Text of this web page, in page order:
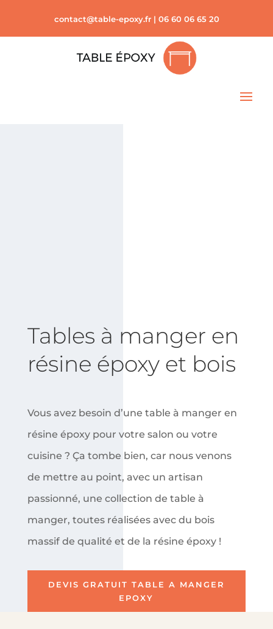
contact@table-epoxy.fr| 06 60 06 65 20
Tables à manger en
résine époxy et bois
Vous avez besoin d’une table à manger en
résine époxy pour votre salon ou votre
cuisine ? Ça tombe bien, car nous venons
de mettre au point, avec un artisan
passionné, une collection de table à
manger, toutes réalisées avec du bois
massif de qualité et de la résine époxy !
DEVIS GRATUIT TABLE A MANGER
EPOXY